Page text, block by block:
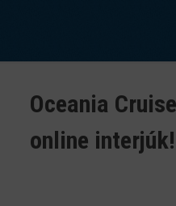
Oceania
online interjúk!